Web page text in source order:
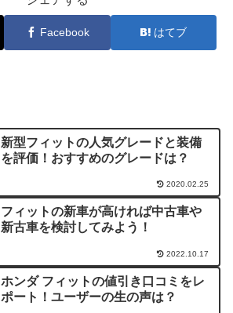
Facebook はてブ
新型フィットの人気グレードと装備
を評価！おすすめのグレードは？
2020.02.25
フィットの新車が高ければ中古車や
新古車を検討してみよう！
2022.10.17
ホンダ フィットの値引き口コミをレ
ポート！ユーザーの生の声は？